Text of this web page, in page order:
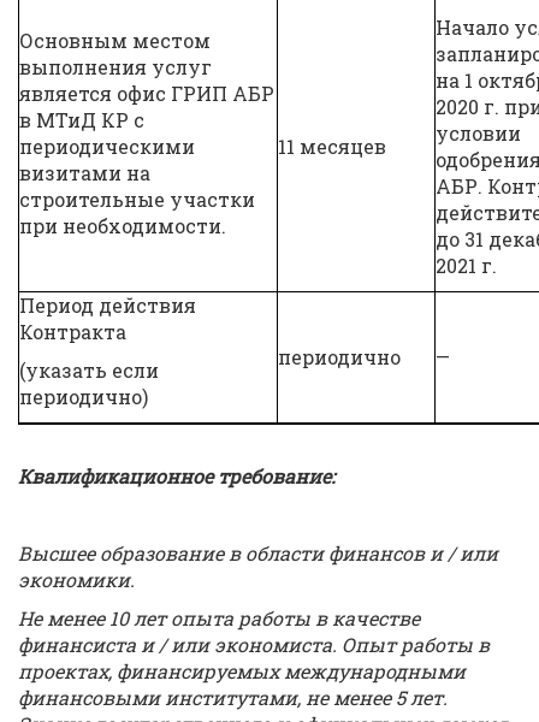
Основным местом
выполнения услуг
является офис ГРИП АБР
в МТиД КР с
периодическими
визитами на
строительные участки
при необходимости.
11 месяцев
Начало
на 1
2020 г.
условии
АБР.
до 31
2021 г.
Период действия
Контракта
(указать если
периодично)
периодично —
Квалификационное требование:
Высшее образование в области финансов и / или
экономики.
Не менее 10 лет опыта работы в качестве
финансиста и / или экономиста. Опыт работы в
проектах, финансируемых международными
финансовыми институтами, не менее 5 лет.